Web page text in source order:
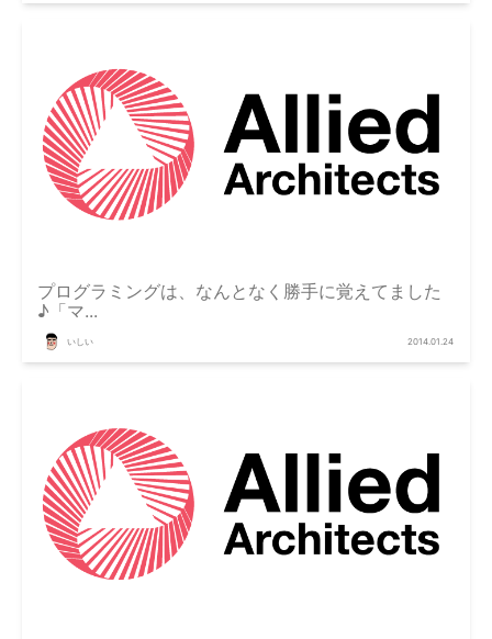
プログラミングは、なんとなく勝手に覚えてました
♪「マ...
いしい 2014.01.24